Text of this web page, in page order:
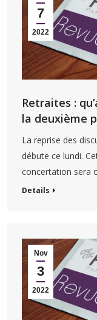
7
2022
Retraites :
la deuxième
La reprise des
débute ce lundi.
concertation sera
Details
Nov
3
2022